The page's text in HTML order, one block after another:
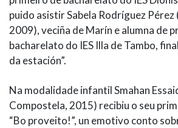
puido asistir Sabela Rodríguez
2009), veciña de Marín e alumna de
bacharelato do IES Illa de Tambo,
da estación”.
Na modalidade infantil Smahan
Compostela, 2015) recibiu o seu
“Bo proveito!”, un emotivo conto